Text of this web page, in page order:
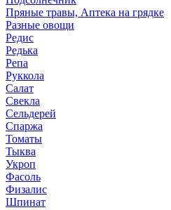
Пряные травы, Аптека на грядке
Разные овощи
Редис
Редька
Репа
Руккола
Салат
Свекла
Сельдерей
Спаржа
Томаты
Тыква
Укроп
Фасоль
Физалис
Шпинат